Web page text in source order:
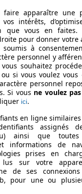
mm
mm
mm
kg
kg
apparaître une
intérêts,
que vous en faites.
pour donner votre
à
personnel y
souhaitez
si vous voulez vous
personnel
Si vous ne voulez
ici.
en ligne
assignés
ainsi que
informations de
prises en
lus sur votre
de ses
pour une ou